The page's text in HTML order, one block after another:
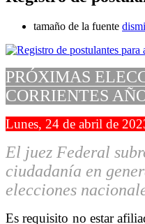
tamaño de la fuente
PRÓXIMAS
CORRIENTES
Lunes, 24 de abril de
El juez Federal
ciudadanía en
elecciones
Es requisito no estar